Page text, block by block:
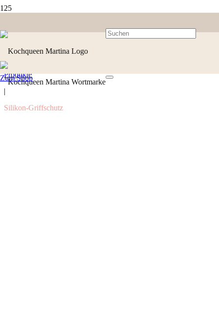
Zum Shop
Produkte
|
Silikon-Griffschutz